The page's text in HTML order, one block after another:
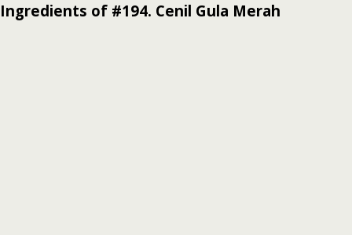
Ingredients of #194. Cenil Gula Merah